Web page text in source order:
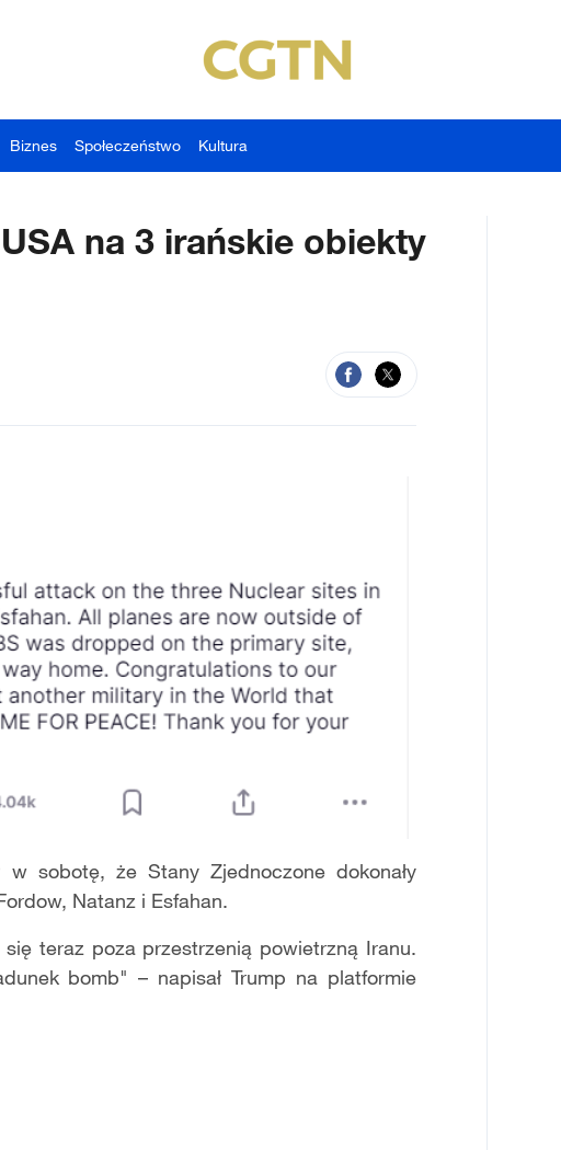
Biznes Społeczeństwo Kultura
na 3 irańskie obiekty
sobotę, że Stany Zjednoczone dokonały
Natanz i Esfahan.
teraz poza przestrzenią powietrzną Iranu.
bomb" – napisał Trump na platformie